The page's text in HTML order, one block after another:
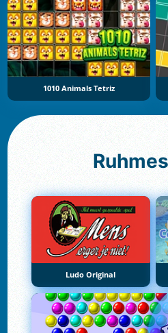
1010 Animals Tetriz
Ludo Original